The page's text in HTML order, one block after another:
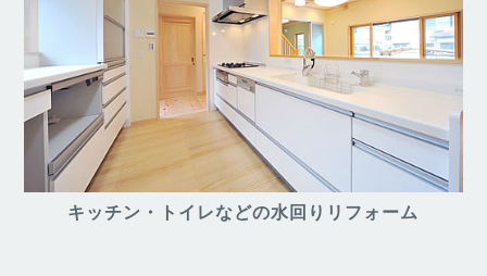
キッチン・トイレなどの水回りリフォーム